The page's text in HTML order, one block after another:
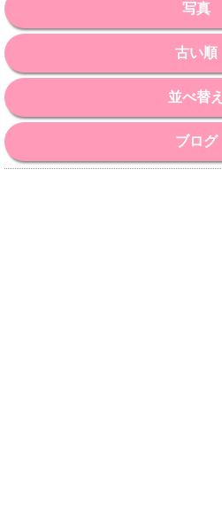
写真
古い順
並べ替え
ブログ